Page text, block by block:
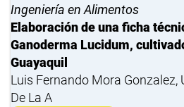
Ingeniería en Alimentos
Elaboración de una ficha
Ganoderma Lucidum,
Guayaquil
Luis Fernando Mora
De La A